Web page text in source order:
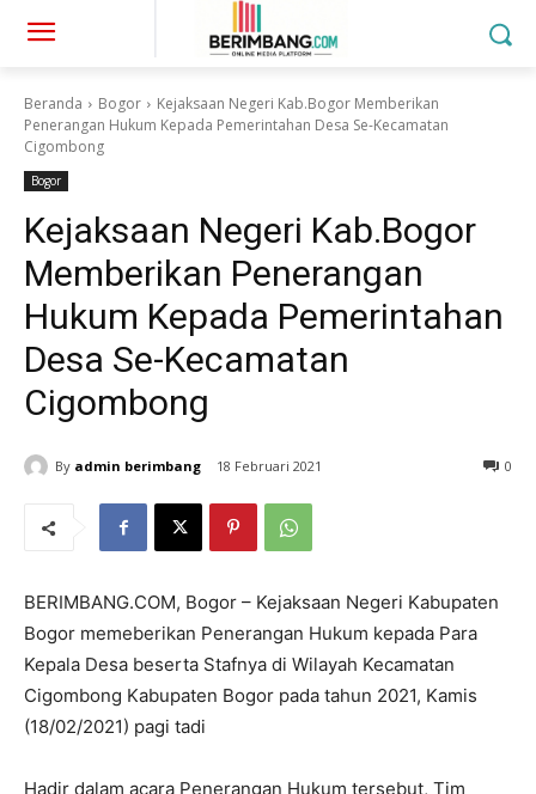
Beranda Bogor
Kejaksaan Negeri Kab.Bogor Memberikan
Penerangan Hukum Kepada Pemerintahan Desa Se-Kecamatan
Cigombong
Bogor
Kejaksaan Negeri Kab.Bogor
Memberikan Penerangan
Hukum Kepada Pemerintahan
Desa Se-Kecamatan
Cigombong
By admin berimbang 18 Februari 2021 0
BERIMBANG.COM, Bogor – Kejaksaan Negeri Kabupaten
Bogor memeberikan Penerangan Hukum kepada Para
Kepala Desa beserta Stafnya di Wilayah Kecamatan
Cigombong Kabupaten Bogor pada tahun 2021, Kamis
(18/02/2021) pagi tadi
Hadir dalam acara Penerangan Hukum tersebut, Tim